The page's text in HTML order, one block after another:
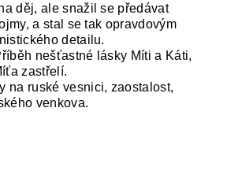
děj, ale snažil se předávat
a stal se tak opravdovým
detailu.
nešťastné lásky Míti a Káti,
zastřelí.
na ruské vesnici, zaostalost,
venkova.